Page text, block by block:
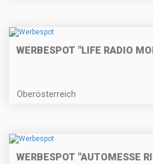
WERBESPOT "LIFE RADIO
Oberösterreich
WERBESPOT "AUTOMESSE